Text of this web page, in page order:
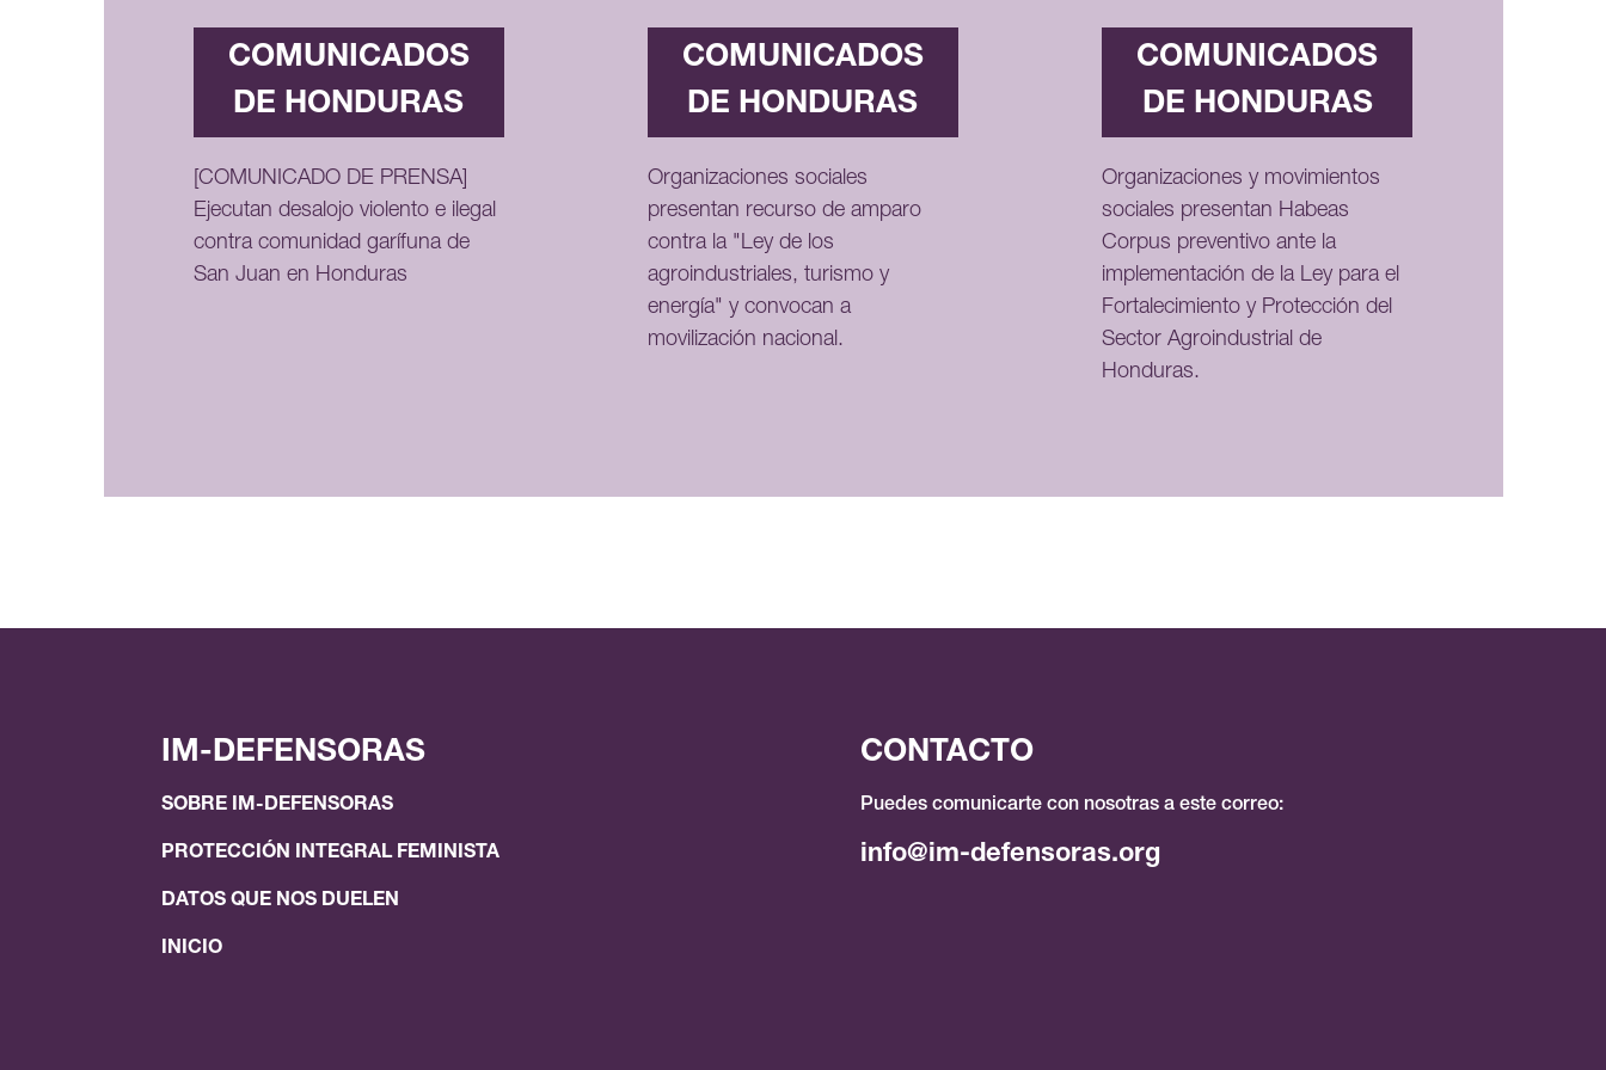
COMUNICADOS
DE HONDURAS
[COMUNICADO DE PRENSA]
Ejecutan desalojo violento e ilegal
contra comunidad garífuna de
San Juan en Honduras
COMUNICADOS
DE HONDURAS
Organizaciones sociales
presentan recurso de amparo
contra la "Ley de los
agroindustriales, turismo y
energía" y convocan a
movilización nacional.
COMUNICADOS
DE HONDURAS
Organizaciones y movimientos
sociales presentan Habeas
Corpus preventivo ante la
implementación de la Ley para el
Fortalecimiento y Protección del
Sector Agroindustrial de
Honduras.
IM-DEFENSORAS
SOBRE IM-DEFENSORAS
PROTECCIÓN INTEGRAL FEMINISTA
DATOS QUE NOS DUELEN
INICIO
CONTACTO
Puedes comunicarte con nosotras a este correo:
info@im-defensoras.org